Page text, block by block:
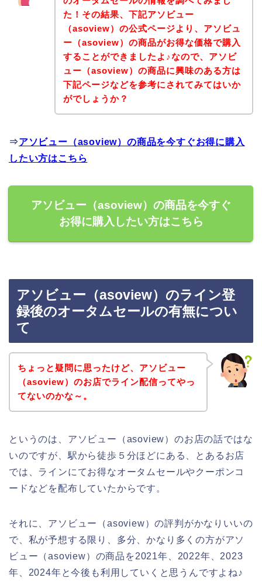
た！その結果、下記アソビュー
（asoview）の公式ページより、アソビュ
ー（asoview）の商品がお得な価格で購入
することができましたよ♪なので、アソビ
ュー（asoview）の商品に興味のある方は
下記ページなどを参考にされてみてはいか
がでしょうか？
⇒アソビュー（asoview）の商品を今すぐお得に購入
したい方はこちら
アソビュー（asoview）の商品を今すぐ
お得に購入したい方はこちら
アソビュー（asoview）のライン登
録後のオータムセールの有無につい
て
ちょっと疑問に思ったけど、アソビュー
（asoview）のお店でライン配信ってやっ
てないのかな～。
というのは、アソビュー（asoview）のお店の話ではな
いのですが、駅から徒歩５分ほどにある、とあるお店
では、ラインにてお得なオータムセールやクーポンコ
ードなどを配布していたからです。
それに、アソビュー（asoview）の評判がかなりいいの
で、私が予想する限り、多分、かなり多くの方がアソ
ビュー（asoview）の商品を2021年、2022年、2023
年、2024年と今後も利用していくと思うんですよね♪